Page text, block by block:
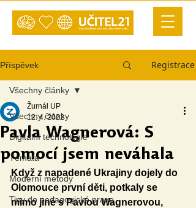
Příspěvek Registrace
Všechny články
Digitální technologie
Témata
Moderní metody
Tipy do pedagogické praxe
Všechny články
Pavla Wagnerová: S
pomocí jsem neváhala
Žurnál UP
12. 4. 2022
Když z napadené Ukrajiny dojely do
Olomouce první děti, potkaly se
mimo jiné s Pavlou Wagnerovou,